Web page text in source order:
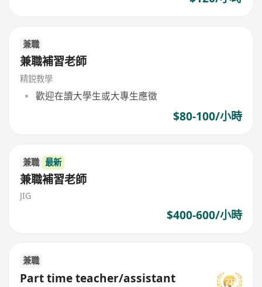
兼職
兼職補習老師
精鋭教學
歡迎在讀大學生或大專生應徵
$80-100/小時
兼職 最新
兼職補習老師
JIG
$400-600/小時
兼職
Part time teacher/assistant